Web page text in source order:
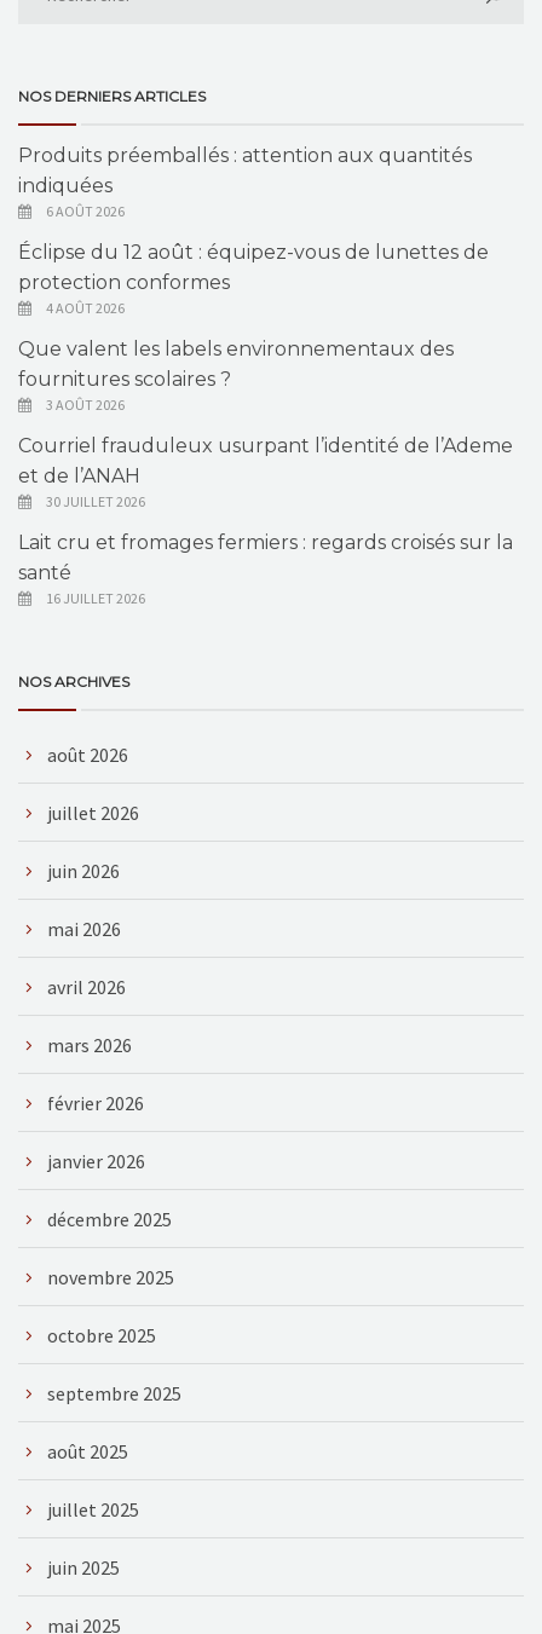
NOS DERNIERS ARTICLES
Produits préemballés : attention aux quantités
indiquées
6 AOÛT 2026
Éclipse du 12 août : équipez-vous de lunettes de
protection conformes
4 AOÛT 2026
Que valent les labels environnementaux des
fournitures scolaires ?
3 AOÛT 2026
Courriel frauduleux usurpant l’identité de l’Ademe
et de l’ANAH
30 JUILLET 2026
Lait cru et fromages fermiers : regards croisés sur la
santé
16 JUILLET 2026
NOS ARCHIVES
août 2026
juillet 2026
juin 2026
mai 2026
avril 2026
mars 2026
février 2026
janvier 2026
décembre 2025
novembre 2025
octobre 2025
septembre 2025
août 2025
juillet 2025
juin 2025
mai 2025